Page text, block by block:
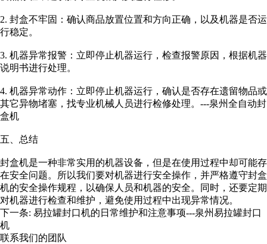
2. 封盒不牢固：确认商品放置位置和方向正确，以及机器是否运
行稳定。
3. 机器异常报警：立即停止机器运行，检查报警原因，根据机器
说明书进行处理。
4. 机器异常动作：立即停止机器运行，确认是否存在遗留物品或
其它异物堵塞，找专业机械人员进行检修处理。 ---泉州全自动封
盒机
五、总结
封盒机是一种非常实用的机器设备，但是在使用过程中却可能存
在安全问题。所以我们要对机器进行安全操作，并严格遵守封盒
机的安全操作规程，以确保人员和机器的安全。同时，还要定期
对机器进行检查和维护，避免使用过程中出现异常情况。
下一条: 易拉罐封口机的日常维护和注意事项---泉州易拉罐封口
机
联系我们的团队